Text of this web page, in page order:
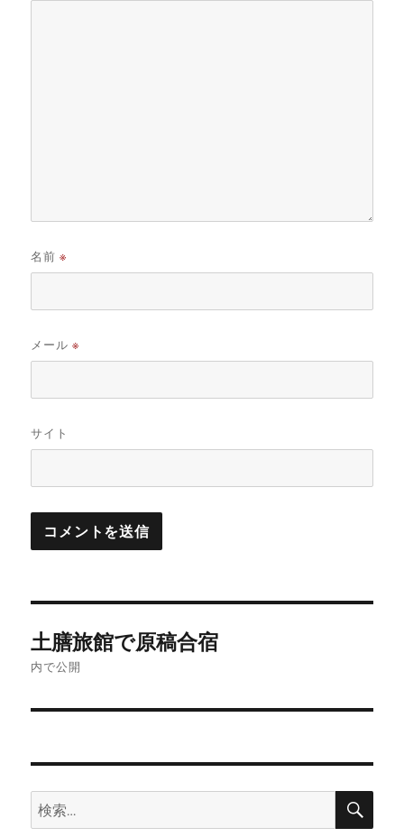
名前※
メール※
サイト
稿
ゲ
ー
土膳旅館で原稿合宿
内で公開
検
索:
検